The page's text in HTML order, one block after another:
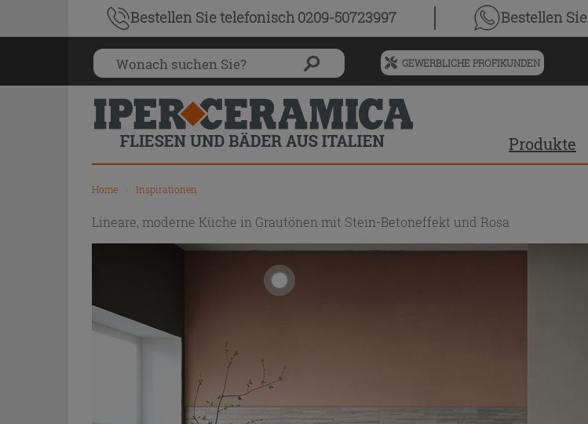
Bestellen Sietelefonisch 0209-50723997 Bestellen Sie
Menü
für
vorgeschlagenen
Siteinhalt
und
Suchprotokoll
GEWERBLICHE PROFIKUNDEN
Produkte
Home Inspirationen
Lineare, moderne Küche in Grautönen mit Stein-Betoneffekt und Rosa